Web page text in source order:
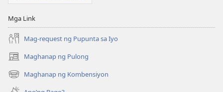
Mga Link
Mag-request ng Pupunta sa Iyo
Maghanap ng Pulong
(may
bubukas
na
bagong
Maghanap ng Kombensiyon
(may
bubukas